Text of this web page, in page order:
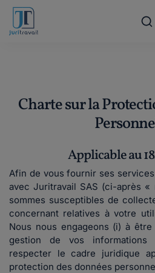
Charte sur la
Applicable au
Afin de vous fournir ses
avec Juritravail SAS (ci-après
sommes susceptibles de
concernant relatives à votre
Nous nous engageons (i) à
gestion de vos
respecter le cadre juridique
protection des données